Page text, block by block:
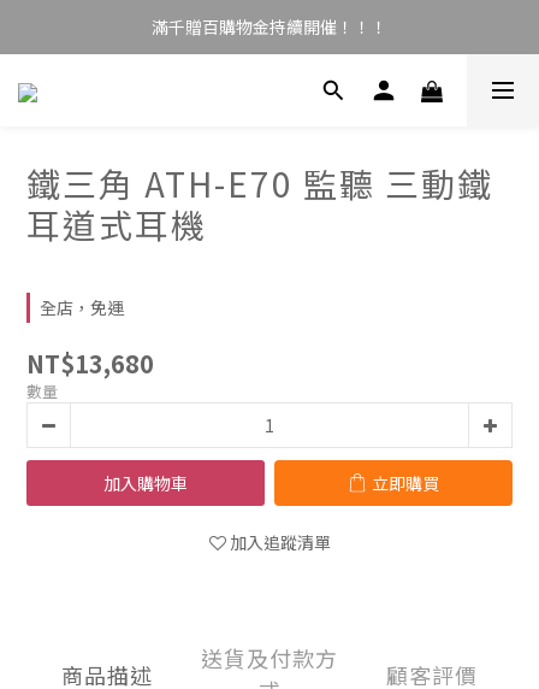
滿千贈百購物金持續開催！！！
鐵三角 ATH-E70 監聽 三動鐵
耳道式耳機
全店，免運
NT$13,680
數量
加入購物車 立即購買
加入追蹤清單
商品描述
送貨及付款方
顧客評價